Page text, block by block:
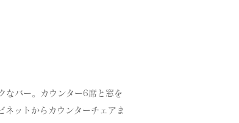
バー。カウンター6席と窓を
ットからカウンターチェアま